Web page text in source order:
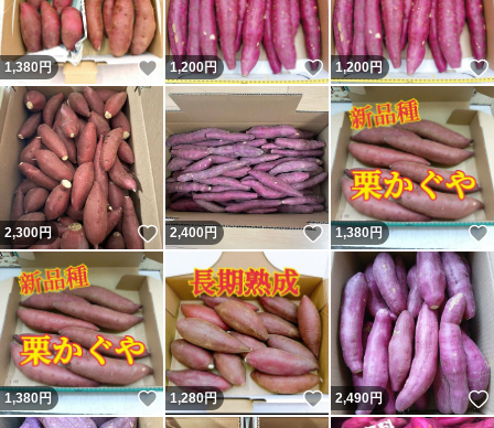
1,380円 いいね！
1,200円 いいね！
1,200円
2,300円 いいね！
2,400円 いいね！
1,380円
1,380円 いいね！
1,280円 いいね！
2,490円